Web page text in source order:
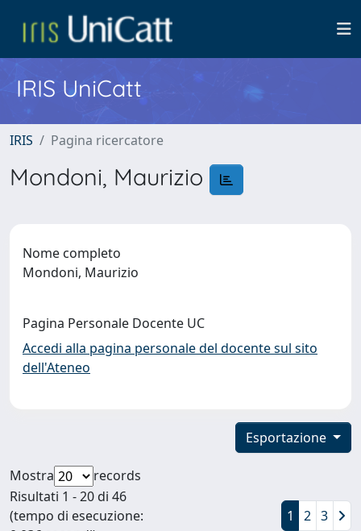
IRIS UniCatt
IRIS Pagina ricercatore
Mondoni, Maurizio
Nome completo
Mondoni, Maurizio
Pagina Personale Docente UC
Accedi alla pagina personale del docente sul sito
dell'Ateneo
Esportazione
Mostra
records
Risultati 1 - 20 di 46
(tempo di esecuzione:
1 2 3